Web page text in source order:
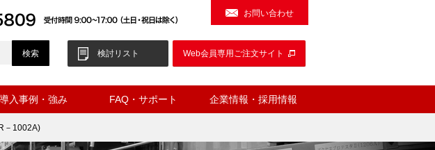
お問い合わせ
検討リスト Web会員専用ご注文サイト
導入事例・強み FAQ・サポート 企業情報・採用情報
－1002A)